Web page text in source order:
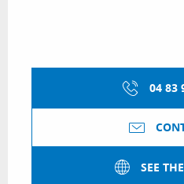
04 83
SEE